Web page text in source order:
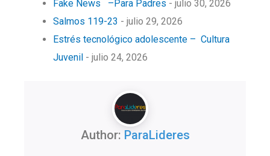
Fake News –Para Padres - julio 30, 2026
Salmos 119-23 - julio 29, 2026
Estrés tecnológico adolescente – Cultura
Juvenil - julio 24, 2026
Author: ParaLideres